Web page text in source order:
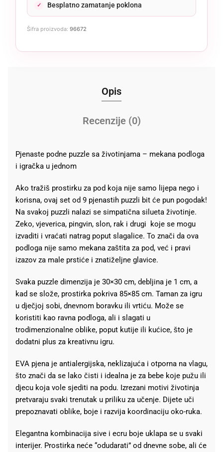
Besplatno zamatanje poklona
Šifra proizvoda: 96672
Opis
Recenzije (0)
Pjenaste podne puzzle sa životinjama – mekana podloga
i igračka u jednom
Ako tražiš prostirku za pod koja nije samo lijepa nego i
korisna, ovaj set od 9 pjenastih puzzli bit će pun pogodak!
Na svakoj puzzli nalazi se simpatična silueta životinje.
Zeko, vjeverica, pingvin, slon, rak i drugi koje se mogu
izvaditi i vraćati natrag poput slagalice. To znači da ova
podloga nije samo mekana zaštita za pod, već i pravi
izazov za male prstiće i znatiželjne glavice.
Svaka puzzle dimenzija je 30×30 cm, debljina je 1 cm, a
kad se slože, prostirka pokriva 85×85 cm. Taman za igru
u dječjoj sobi, dnevnom boravku ili vrtiću. Može se
koristiti kao ravna podloga, ali i slagati u
trodimenzionalne oblike, poput kutije ili kućice, što je
dodatni plus za kreativnu igru.
EVA pjena je antialergijska, neklizajuća i otporna na vlagu,
što znači da se lako čisti i idealna je za bebe koje pužu ili
djecu koja vole sjediti na podu. Izrezani motivi životinja
pretvaraju svaki trenutak u priliku za učenje. Dijete uči
prepoznavati oblike, boje i razvija koordinaciju oko-ruka.
Elegantna kombinacija sive i ecru boje uklapa se u svaki
interijer. Prostirka neće “odudarati” od dnevne sobe, ali će